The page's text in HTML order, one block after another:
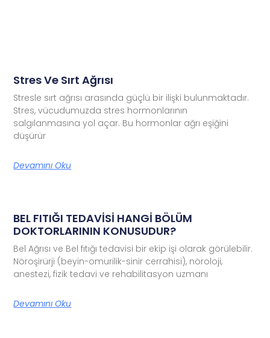
Stres Ve Sırt Ağrısı
Stresle sırt ağrısı arasında güçlü bir ilişki bulunmaktadır.
Stres, vücudumuzda stres hormonlarının
salgılanmasına yol açar. Bu hormonlar ağrı eşiğini
düşürür
Devamını Oku
BEL FITIĞI TEDAVİSİ HANGİ BÖLÜM
DOKTORLARININ KONUSUDUR?
Bel Ağrısı ve Bel fıtığı tedavisi bir ekip işi olarak görülebilir.
Nöroşirürji (beyin-omurilik-sinir cerrahisi), nöroloji,
anestezi, fizik tedavi ve rehabilitasyon uzmanı
Devamını Oku